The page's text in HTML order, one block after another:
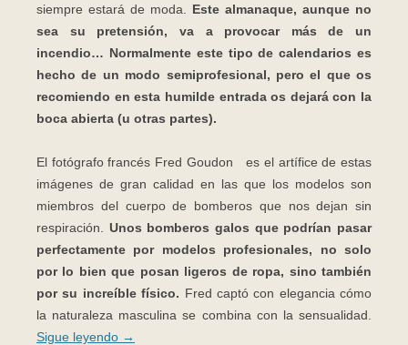
siempre estará de moda. Este almanaque, aunque no
sea su pretensión, va a provocar más de un
incendio… Normalmente este tipo de calendarios es
hecho de un modo semiprofesional, pero el que os
recomiendo en esta humilde entrada os dejará con la
boca abierta (u otras partes).
El fotógrafo francés Fred Goudon es el artífice de estas
imágenes de gran calidad en las que los modelos son
miembros del cuerpo de bomberos que nos dejan sin
respiración. Unos bomberos galos que podrían pasar
perfectamente por modelos profesionales, no solo
por lo bien que posan ligeros de ropa, sino también
por su increíble físico. Fred captó con elegancia cómo
la naturaleza masculina se combina con la sensualidad.
Sigue leyendo →